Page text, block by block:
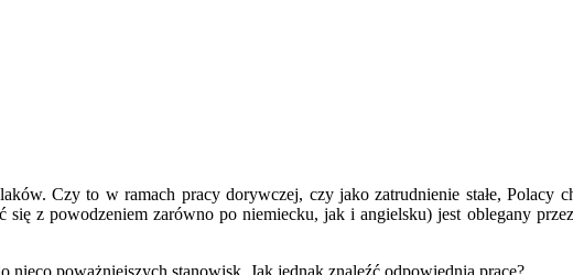
Czy to w ramach pracy dorywczej, czy jako zatrudnienie stałe, Polacy
z powodzeniem zarówno po niemiecku, jak i angielsku) jest oblegany